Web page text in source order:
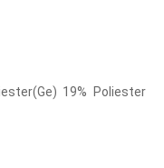
19% Poliester